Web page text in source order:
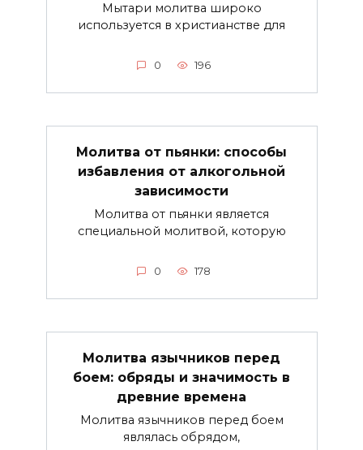
Мытари молитва широко
используется в христианстве для
0 196
Молитва от пьянки: способы
избавления от алкогольной
зависимости
Молитва от пьянки является
специальной молитвой, которую
0 178
Молитва язычников перед
боем: обряды и значимость в
древние времена
Молитва язычников перед боем
являлась обрядом,